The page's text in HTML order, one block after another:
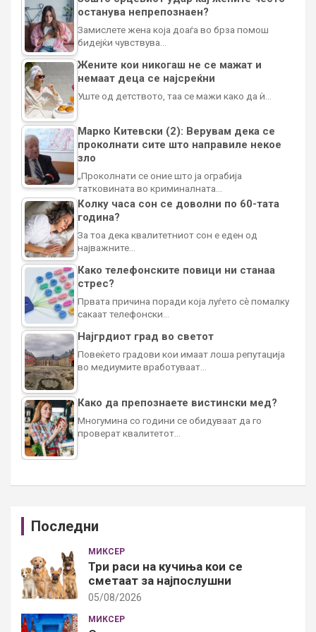
останува непрепознаен?
Замислете жена која доаѓа во брза помош
бидејќи чувствува…
Жените кои никогаш не се мажат и
немаат деца се најсреќни
Уште од детството, таа се мажи како да ѝ…
Марко Китевски (2): Верувам дека се
проколнати сите што направиле некое
зло
„Проколнати се оние што ја ограбија
татковината во криминалната…
Колку часа сон се доволни по 60-тата
година?
За тоа дека квалитетниот сон е еден од
најважните…
Како телефонските повици ни станаа
стрес?
Првата причина поради која луѓето сè помалку
сакаат телефонски…
Најгрдиот град во светот
Повеќето градови кои имаат лоша репутација
во медиумите вработуваат…
Како да препознаете вистински мед?
Многумина со години се обидуваат да го
проверат квалитетот…
Последни
МИКСЕР
Три раси на кучиња кои се
сметаат за најпослушни
05/08/2026
МИКСЕР